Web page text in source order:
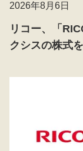
リコー、「
クシスの株式
2026年8月6日